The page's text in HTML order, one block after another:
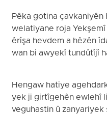
Pêka gotina
welatiyane roja Yekşemî
êrîşa hevdem a hêzên
wan bi awyekî tundûtîjî
Hengaw hatiye
yek ji girtîgehên ewlehî
veguhastin û